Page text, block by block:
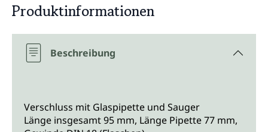
Produktinformationen
Beschreibung
Verschluss mit Glaspipette und Sauger
Länge insgesamt 95 mm, Länge Pipette 77 mm,